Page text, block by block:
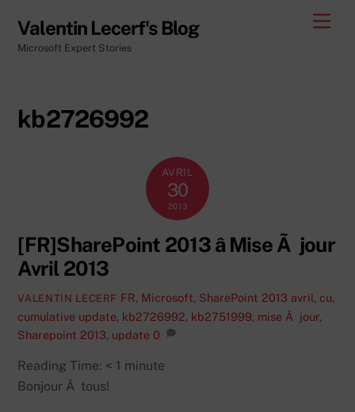
content
Valentin Lecerf's Blog
Microsoft Expert Stories
kb2726992
AVRIL
30
2013
[FR]SharePoint 2013 â Mise Ã jour
Avril 2013
VALENTIN LECERF FR, Microsoft, SharePoint 2013 avril, cu,
cumulative update, kb2726992, kb2751999, mise Ã jour,
Sharepoint 2013, update 0
Reading Time: < 1 minute
Bonjour Ã tous!